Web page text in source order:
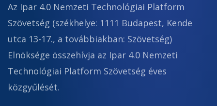
Az Ipar 4.0 Nemzeti Technológiai Platform
Szövetség (székhelye: 1111 Budapest, Kende
utca 13-17., a továbbiakban: Szövetség)
Elnöksége összehívja az Ipar 4.0 Nemzeti
Technológiai Platform Szövetség éves
közgyűlését.